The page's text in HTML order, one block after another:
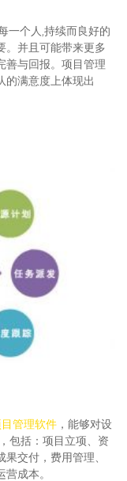
一个人,持续而良好的
。并且可能带来更多
善与回报。项目管理
的满意度上体现出
管理软件 ，能够对设
包括：项目立项、资
交付，费用管理、
成本。